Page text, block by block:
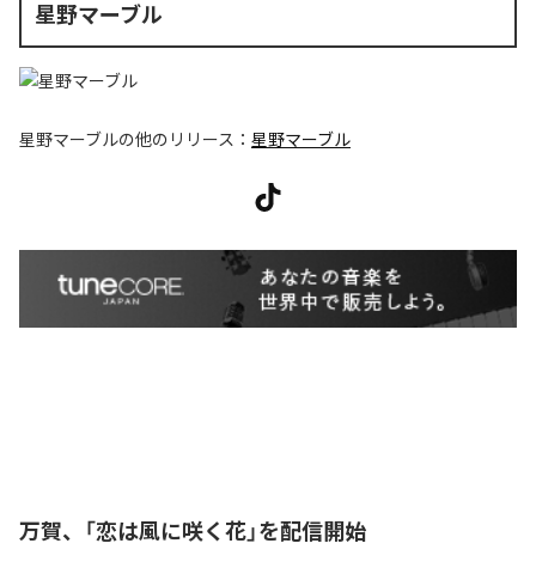
星野マーブル
星野マーブルの他のリリース： 星野マーブル
万賀、「恋は風に咲く花」を配信開始